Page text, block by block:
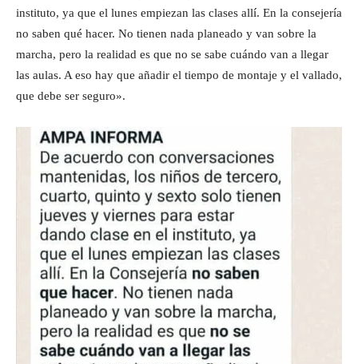
instituto, ya que el lunes empiezan las clases allí. En la consejería
no saben qué hacer. No tienen nada planeado y van sobre la
marcha, pero la realidad es que no se sabe cuándo van a llegar
las aulas. A eso hay que añadir el tiempo de montaje y el vallado,
que debe ser seguro».